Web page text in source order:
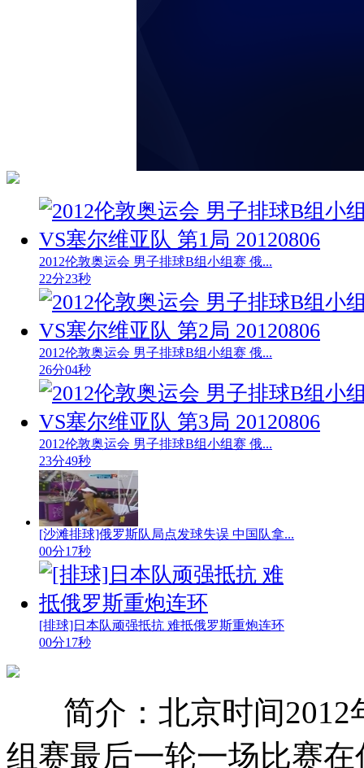
2012伦敦奥运会 男子排球B组小组赛 俄...
22分23秒
2012伦敦奥运会 男子排球B组小组赛 俄...
26分04秒
2012伦敦奥运会 男子排球B组小组赛 俄...
23分49秒
[沙滩排球]俄罗斯队局点发球失误 中国队拿...
00分17秒
[排球]日本队顽强抵抗 难抵俄罗斯重炮连环
00分17秒
简介：北京时间
组赛最后一轮一场比赛